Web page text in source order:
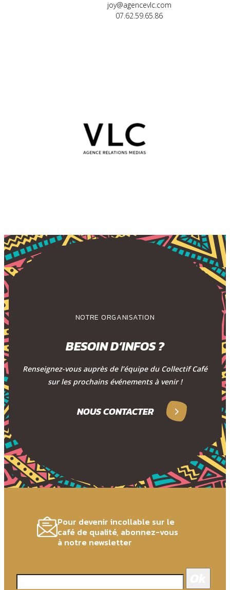
joy@agencevlc.com
07.62.59.65.86
NOTRE ORGANISATION
BESOIN D’INFOS ?
Renseignez-vous auprès de l’équipe du Collectif Café
sur les prochains événements à venir !
NOUS CONTACTER
Pour devenir incollable sur le
café de qualité, abonnez-vous
à notre newsletter